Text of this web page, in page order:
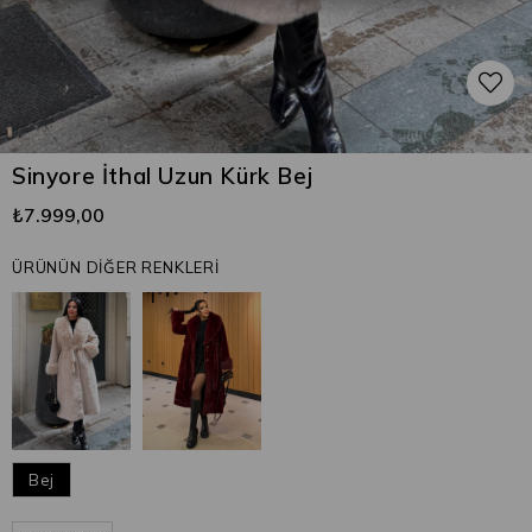
Sinyore İthal Uzun Kürk Bej
₺7.999,00
ÜRÜNÜN DİĞER RENKLERİ
Bej